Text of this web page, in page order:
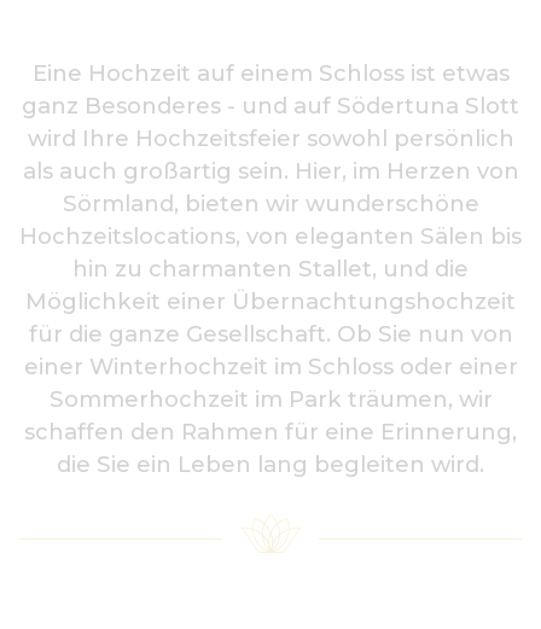
Eine Hochzeit auf einem Schloss ist etwas
ganz Besonderes - und auf Södertuna Slott
wird Ihre Hochzeitsfeier sowohl persönlich
als auch großartig sein. Hier, im Herzen von
Sörmland, bieten wir wunderschöne
Hochzeitslocations, von eleganten Sälen bis
hin zu charmanten Stallet, und die
Möglichkeit einer Übernachtungshochzeit
für die ganze Gesellschaft. Ob Sie nun von
einer Winterhochzeit im Schloss oder einer
Sommerhochzeit im Park träumen, wir
schaffen den Rahmen für eine Erinnerung,
die Sie ein Leben lang begleiten wird.